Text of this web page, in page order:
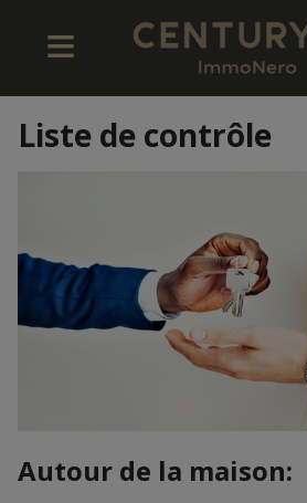
Liste de contrôle
Autour de la maison: